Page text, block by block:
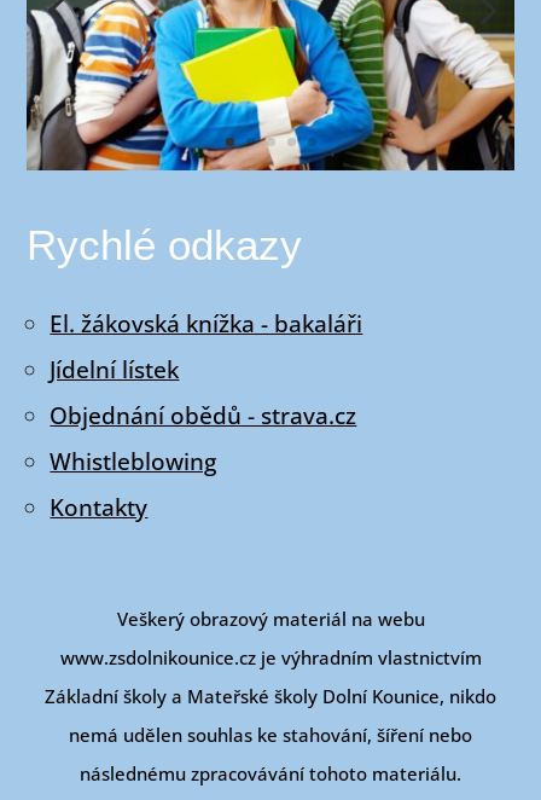
Rychlé odkazy
El. žákovská knížka - bakaláři
Jídelní lístek
Objednání obědů - strava.cz
Whistleblowing
Kontakty
Veškerý obrazový materiál na webu
www.zsdolnikounice.cz je výhradním vlastnictvím
Základní školy a Mateřské školy Dolní Kounice, nikdo
nemá udělen souhlas ke stahování, šíření nebo
následnému zpracovávání tohoto materiálu.